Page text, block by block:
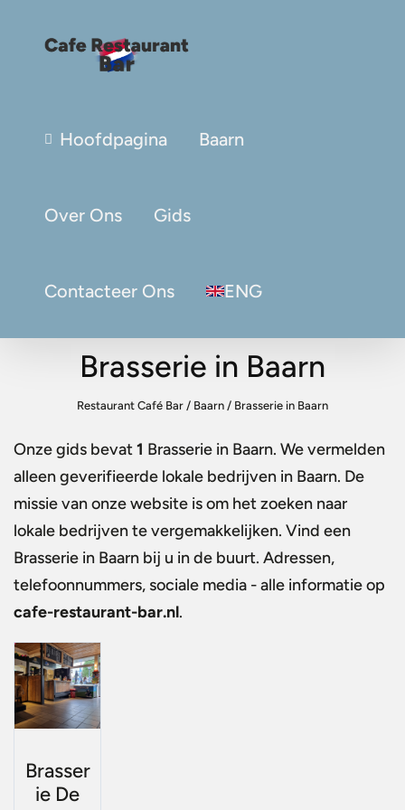
Hoofdpagina Baarn
Over Ons Gids
Contacteer Ons ENG
Brasserie in Baarn
Restaurant Café Bar / Baarn / Brasserie in Baarn
Onze gids bevat1 Brasserie in Baarn. We vermelden
alleen geverifieerde lokale bedrijven in Baarn. De
missie van onze website is om het zoeken naar
lokale bedrijven te vergemakkelijken. Vind een
Brasserie in Baarn bij u in de buurt. Adressen,
telefoonnummers, sociale media - alle informatie op
cafe-restaurant-bar.nl.
Brasser
ie De